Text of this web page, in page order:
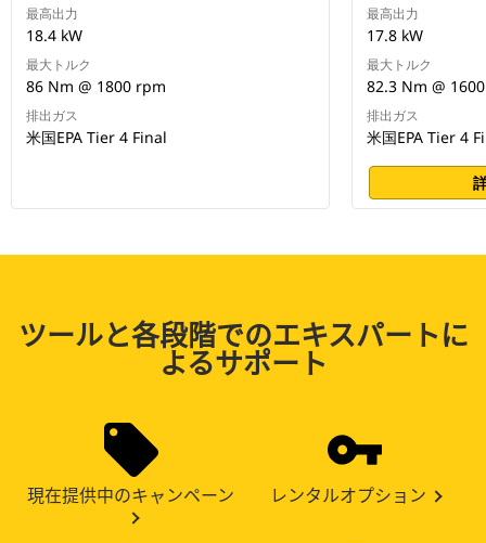
最高出力
18.4 kW
最大トルク
86 Nm @ 1800 rpm
排出ガス
米国EPA Tier 4 Final
最高出力
17.8 kW
最大トルク
82.3 Nm @
排出ガス
米国EPA Tier 4
ツールと各段階でのエキスパートに
よるサポート
現在提供中のキャンペーン レンタルオプション